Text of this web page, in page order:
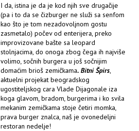
I da, istina je da je kod njih sve drugačije
(pa i to da se čizburger ne služi sa senfom
kao što je tom nezadovoljnom gostu
zasmetalo) počev od enterijera, preko
improvizovane bašte sa leopard
stolnjacima, do onoga zbog čega ih najviše
volimo, sočnih burgera u još sočnijim
domaćim brioš zemičkama. Bitni Špirs
aktuelni projekat beogradskog
ugostiteljskog cara Vlade Dijagonale iza
koga glavom, bradom, burgerima i ko svila
mekanim zemičkama stoje četiri momka,
prava burger znalca, naš je ovonedeljni
restoran nedelje!